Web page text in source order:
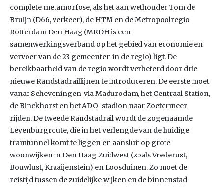
complete metamorfose, als het aan wethouder Tom de
Bruijn (D66, verkeer), de HTM en de Metropoolregio
Rotterdam Den Haag (MRDH is een
samenwerkingsverband op het gebied van economie en
vervoer van de 23 gemeenten in de regio) ligt. De
bereikbaarheid van de regio wordt verbeterd door drie
nieuwe Randstadraillijnen te introduceren. De eerste moet
vanaf Scheveningen, via Madurodam, het Centraal Station,
de Binckhorst en het ADO-stadion naar Zoetermeer
rijden. De tweede Randstadrail wordt de zogenaamde
Leyenburgroute, die in het verlengde van de huidige
tramtunnel komt te liggen en aansluit op grote
woonwijken in Den Haag Zuidwest (zoals Vrederust,
Bouwlust, Kraaijenstein) en Loosduinen. Zo moet de
reistijd tussen de zuidelijke wijken en de binnenstad